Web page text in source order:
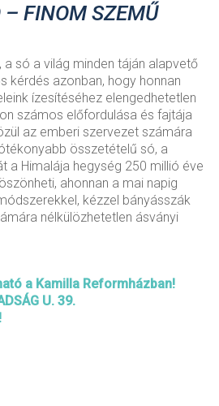
FINOM SZEMŰ
só a világ minden táján alapvető
kérdés azonban, hogy honnan
ízesítéséhez elengedhetetlen
számos előfordulása és fajtája
az emberi szervezet számára
összetételű só, a
a Himalája hegység 250 millió éve
ahonnan a mai napig
kézzel bányásszák
nélkülözhetetlen ásványi
a Kamilla Reformházban!
U. 39.